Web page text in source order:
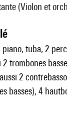
(Violon et
tuba, 2
trombones
2
basses), 4